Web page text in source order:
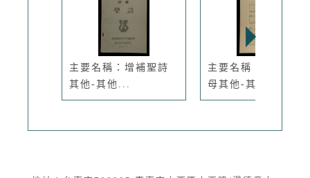
主要名稱：增補聖詩
其他-其他...
主要名稱：愛我的阿
母其他-其...